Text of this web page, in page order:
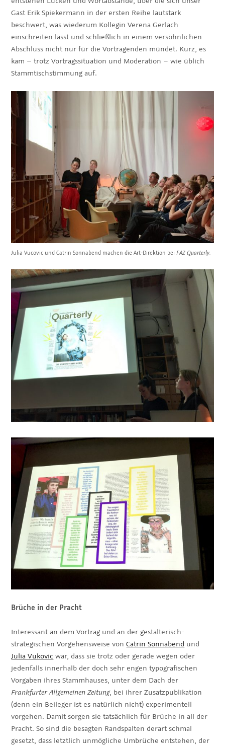
Gast Erik Spiekermann in der ersten Reihe lautstark
beschwert, was wiederum Kollegin Verena Gerlach
einschreiten lässt und schließlich in einem versöhnlichen
Abschluss nicht nur für die Vortragenden mündet. Kurz, es
kam – trotz Vortragssituation und Moderation – wie üblich
Stammtischstimmung auf.
Julia Vucovic und Catrin Sonnabend machen die Art-Direktion beiFAZ Quarterly.
Brüche in der Pracht
Interessant an dem Vortrag und an der gestalterisch-
strategischen Vorgehensweise vonCatrin Sonnabend und
Julia Vukovic war, dass sie trotz oder gerade wegen oder
jedenfalls innerhalb der doch sehr engen typografischen
Vorgaben ihres Stammhauses, unter dem Dach der
Frankfurter Allgemeinen Zeitung, bei ihrer Zusatzpublikation
(denn ein Beileger ist es natürlich nicht) experimentell
vorgehen. Damit sorgen sie tatsächlich für Brüche in all der
Pracht. So sind die besagten Randspalten derart schmal
gesetzt, dass letztlich unmögliche Umbrüche entstehen, der